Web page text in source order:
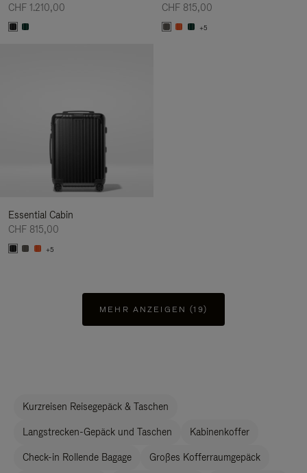
CHF 1.210,00
CHF 815,00
+5
Essential Cabin
CHF 815,00
+5
MEHR ANZEIGEN (19)
Kurzreisen Reisegepäck & Taschen
Langstrecken-Gepäck und Taschen Kabinenkoffer
Check-in Rollende Bagage Großes Kofferraumgepäck